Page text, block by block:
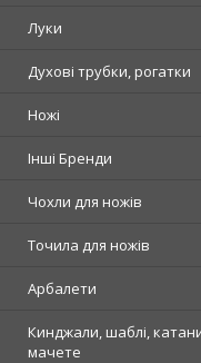
Луки
Духові трубки, рогатки
Ножі
Інші Бренди
Чохли для ножів
Точила для ножів
Арбалети
Кинджали, шаблі,
мачете